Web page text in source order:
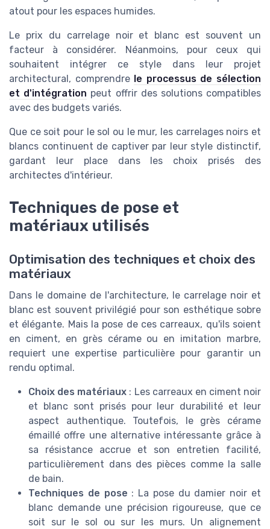
atout pour les espaces humides.
Le prix du carrelagenoir et blanc est souvent un
facteur à considérer. Néanmoins, pour ceux qui
souhaitent intégrer ce style dans leur projet
architectural, comprendre le processus de sélection
et d'intégration peut offrir des solutions compatibles
avec des budgets variés.
Que ce soit pour le sol ou le mur, les carrelagesnoirs et
blancs continuent de captiver par leur style distinctif,
gardant leur place dans les choix prisés des
architectes d'intérieur.
Techniques de pose et
matériaux utilisés
Optimisation des techniques et choix des
matériaux
Dans le domaine de l'architecture, le carrelage noir et
blanc est souvent privilégié pour son esthétique sobre
et élégante. Mais la pose de ces carreaux, qu'ils soient
en ciment, en grès cérame ou en imitation marbre,
requiert une expertise particulière pour garantir un
rendu optimal.
Choix des matériaux : Les carreaux en ciment noir
et blanc sont prisés pour leur durabilité et leur
aspect authentique. Toutefois, le grès cérame
émaillé offre une alternative intéressante grâce à
sa résistance accrue et son entretien facilité,
particulièrement dans des pièces comme la salle
de bain.
Techniques de pose : La pose du damier noir et
blanc demande une précision rigoureuse, que ce
soit sur le sol ou sur les murs. Un alignement